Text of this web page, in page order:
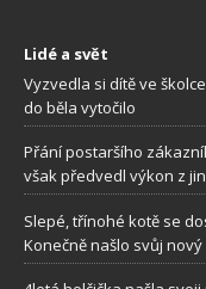
Lidé a svět
Vyzvedla si dítě ve
do běla vytočilo
Přání postaršího
však předvedl výkon z
Slepé, třínohé kotě se
Konečně našlo svůj